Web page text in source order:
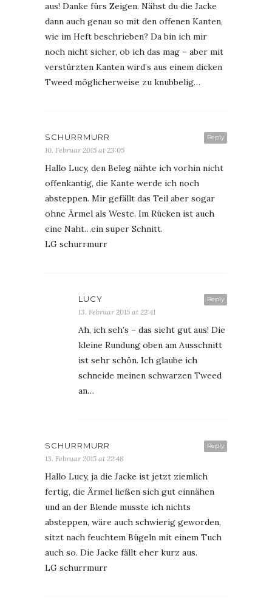
aus! Danke fürs Zeigen. Nähst du die Jacke
dann auch genau so mit den offenen Kanten,
wie im Heft beschrieben? Da bin ich mir
noch nicht sicher, ob ich das mag – aber mit
verstürzten Kanten wird’s aus einem dicken
Tweed möglicherweise zu knubbelig…
Reply
SCHURRMURR
10. Februar 2015 at 23:05
Hallo Lucy, den Beleg nähte ich vorhin nicht
offenkantig, die Kante werde ich noch
absteppen. Mir gefällt das Teil aber sogar
ohne Ärmel als Weste. Im Rücken ist auch
eine Naht…ein super Schnitt.
LG schurrmurr
Reply
LUCY
13. Februar 2015 at 22:41
Ah, ich seh’s – das sieht gut aus! Die
kleine Rundung oben am Ausschnitt
ist sehr schön. Ich glaube ich
schneide meinen schwarzen Tweed
an…
Reply
SCHURRMURR
13. Februar 2015 at 22:48
Hallo Lucy, ja die Jacke ist jetzt ziemlich
fertig, die Ärmel ließen sich gut einnähen
und an der Blende musste ich nichts
absteppen, wäre auch schwierig geworden,
sitzt nach feuchtem Bügeln mit einem Tuch
auch so. Die Jacke fällt eher kurz aus.
LG schurrmurr